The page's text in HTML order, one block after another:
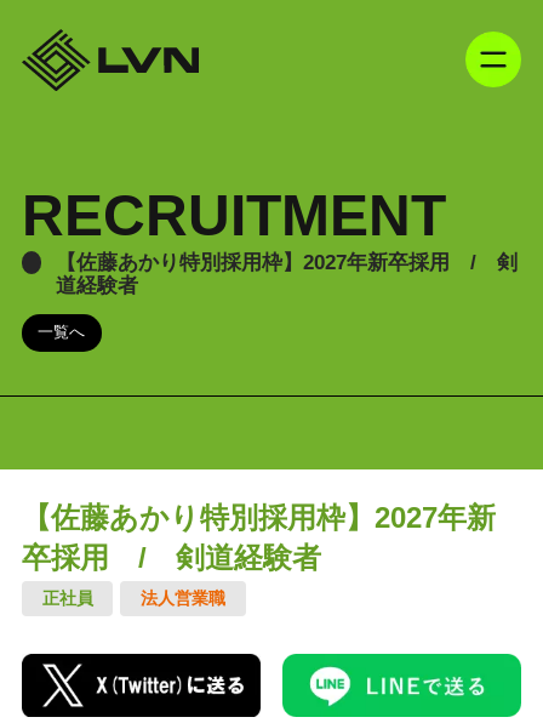
RECRUITMENT
【佐藤あかり特別採用枠】2027年新卒採用 / 剣
道経験者
一覧へ
【佐藤あかり特別採用枠】2027年新
卒採用 / 剣道経験者
正社員 法人営業職